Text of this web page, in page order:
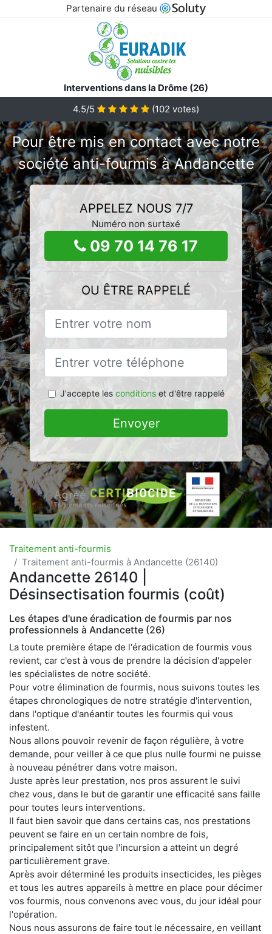
Partenaire du réseau
Interventions dans la Drôme (26)
4.5/5
(102 votes)
Pour être mis en contact avec notre
société anti-fourmis à Andancette
APPELEZ NOUS 7/7
Numéro non surtaxé
09 70 14 76 17
OU ÊTRE RAPPELÉ
J'accepte les conditionset d'être rappelé
Envoyer
Traitement anti-fourmis
Traitement anti-fourmis à Andancette (26140)
Andancette 26140 |
Désinsectisation fourmis (coût)
Les étapes d'une éradication de fourmis par nos
professionnels à Andancette (26)
La toute première étape de l'éradication de fourmis vous
revient, car c'est à vous de prendre la décision d'appeler
les spécialistes de notre société.
Pour votre élimination de fourmis, nous suivons toutes les
étapes chronologiques de notre stratégie d'intervention,
dans l'optique d'anéantir toutes les fourmis qui vous
infestent.
Nous allons pouvoir revenir de façon régulière, à votre
demande, pour veiller à ce que plus nulle fourmi ne puisse
à nouveau pénétrer dans votre maison.
Juste après leur prestation, nos pros assurent le suivi
chez vous, dans le but de garantir une efficacité sans faille
pour toutes leurs interventions.
Il faut bien savoir que dans certains cas, nos prestations
peuvent se faire en un certain nombre de fois,
principalement sitôt que l'incursion a atteint un degré
particulièrement grave.
Après avoir déterminé les produits insecticides, les pièges
et tous les autres appareils à mettre en place pour décimer
vos fourmis, nous convenons avec vous, du jour idéal pour
l'opération.
Nous nous assurons de faire tout le nécessaire, en veillant